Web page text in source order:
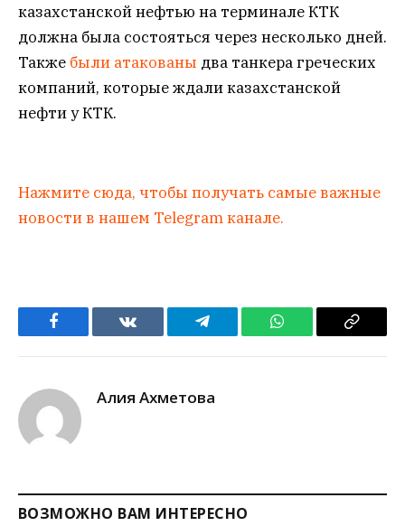
казахстанской нефтью на терминале КТК
должна была состояться через несколько дней.
Также были атакованы два танкера греческих
компаний, которые ждали казахстанской
нефти у КТК.
Нажмите сюда, чтобы получать самые важные
новости в нашем Telegram канале.
Facebook VKontakteTelegram WhatsApp Copy
Алия Ахметова
ВОЗМОЖНО ВАМ ИНТЕРЕСНО